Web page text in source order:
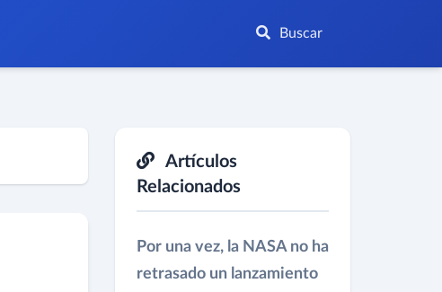
Buscar
Artículos
Relacionados
Por una vez, la NASA no ha
retrasado un lanzamiento